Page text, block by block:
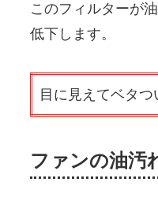
このフィルターが
低下します。
目に見えてベタつ
ファンの油汚